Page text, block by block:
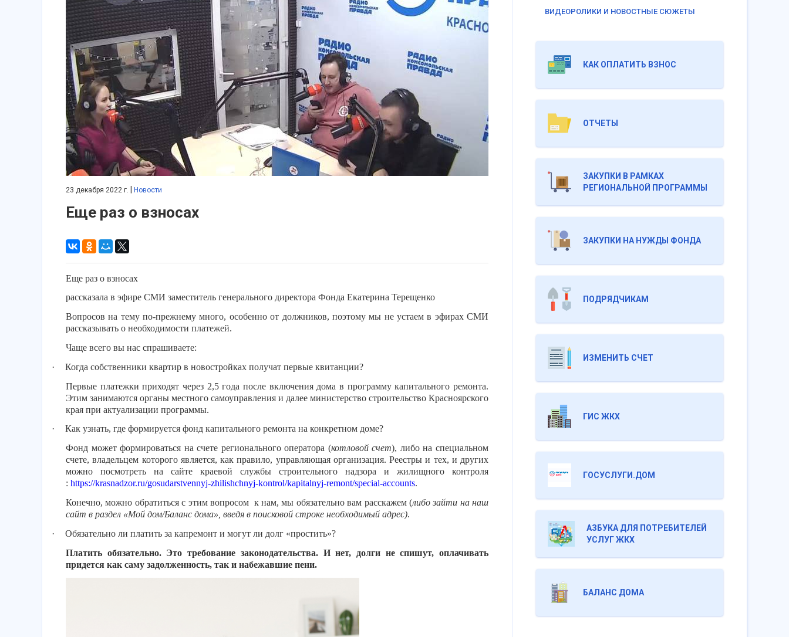
23 декабря 2022 г. Новости
Еще раз о взносах
Еще раз о взносах
рассказала в эфире СМИ заместитель генерального директора Фонда Екатерина Терещенко
Вопросов на тему по-прежнему много, особенно от должников, поэтому мы не устаем в эфирах СМИ
рассказывать о необходимости платежей.
Чаще всего вы нас спрашиваете:
·
Когда собственники квартир в новостройках получат первые квитанции?
Первые платежки приходят через 2,5 года после включения дома в программу капитального ремонта.
Этим занимаются органы местного самоуправления и далее министерство строительство Красноярского
края при актуализации программы.
·
Как узнать, где формируется фонд капитального ремонта на конкретном доме?
Фонд может формироваться на счете регионального оператора (котловой счет), либо на специальном
счете, владельцем которого является, как правило, управляющая организация. Реестры и тех, и других
можно посмотреть на сайте краевой службы строительного надзора и жилищного контроля
: https://krasnadzor.ru/gosudarstvennyj-zhilishchnyj-kontrol/kapitalnyj-remont/special-accounts.
Конечно, можно обратиться с этим вопросом к нам, мы обязательно вам расскажем (либо зайти на наш
сайт в раздел «Мой дом/Баланс дома», введя в поисковой строке необходимый адрес).
·
Обязательно ли платить за капремонт и могут ли долг «простить»?
Платить обязательно. Это требование законодательства. И нет, долги не спишут, оплачивать
придется как саму задолженность, так и набежавшие пени.
ВИДЕОРОЛИКИ И НОВОСТНЫЕ СЮЖЕТЫ
КАК ОПЛАТИТЬ ВЗНОС
ОТЧЕТЫ
ЗАКУПКИ В РАМКАХ
РЕГИОНАЛЬНОЙ ПРОГРАММЫ
ЗАКУПКИ НА НУЖДЫ ФОНДА
ПОДРЯДЧИКАМ
ИЗМЕНИТЬ СЧЕТ
ГИС ЖКХ
ГОСУСЛУГИ.ДОМ
АЗБУКА ДЛЯ ПОТРЕБИТЕЛЕЙ
УСЛУГ ЖКХ
БАЛАНС ДОМА